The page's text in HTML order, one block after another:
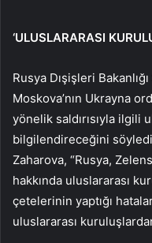
‘ULUSLARARASI
Rusya Dışişleri
Moskova’nın Ukrayna
yönelik saldırısıyla ilgili
bilgilendireceğini
Zaharova, “Rusya,
hakkında uluslararası
çetelerinin yaptığı
uluslararası